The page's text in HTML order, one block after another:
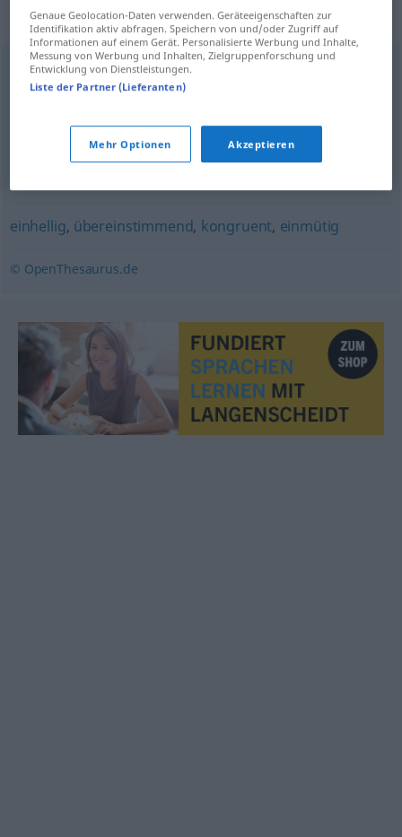
Synonyme für "einstimmig"
vollzählig,ausnahmslos,pauschal
,einhellig,einmütig harmonisch
einhellig, übereinstimmend, kongruent, einmütig
© OpenThesaurus.de
Genaue Geolocation-Daten verwenden. Geräteeigenschaften zur
Identifikation aktiv abfragen. Speichern von und/oder Zugriff auf
Informationen auf einem Gerät. Personalisierte Werbung und Inhalte,
Messung von Werbung und Inhalten, Zielgruppenforschung und
Entwicklung von Dienstleistungen.
Liste der Partner (Lieferanten)
Mehr Optionen Akzeptieren